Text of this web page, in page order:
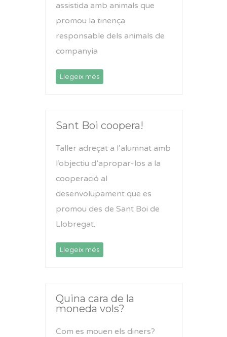
assistida amb animals que
promou la tinença
responsable dels animals de
companyia
Llegeix més
Sant Boi coopera!
Taller adreçat a l’alumnat amb
l’objectiu d’apropar-los a la
cooperació al
desenvolupament que es
promou des de Sant Boi de
Llobregat.
Llegeix més
Quina cara de la
moneda vols?
Com es mouen els diners?